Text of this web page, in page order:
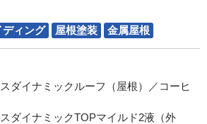
ディング 屋根塗装 金属屋根
ダイナミックルーフ（屋根）／コーヒ
ダイナミックTOPマイルド2液（外